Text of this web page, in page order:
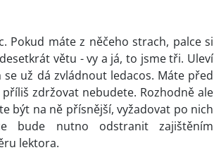
Pokud máte z něčeho strach, palce si
větu - vy a já, to jsme tři. Uleví
už dá zvládnout ledacos. Máte před
zdržovat nebudete. Rozhodně ale
být na ně přísnější, vyžadovat po nich
bude nutno odstranit zajištěním
lektora.